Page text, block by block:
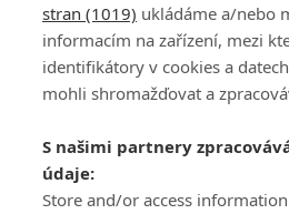
DISKUZE
Šéfredaktorkou webu jePetr Slavík,
Máte-li zájem o inzerci na našem
stran (1019) ukládáme a/nebo
informacím na zařízení, mezi
identifikátory v cookies a
mohli shromažďovat a
S našimi partnery
údaje:
Store and/or access